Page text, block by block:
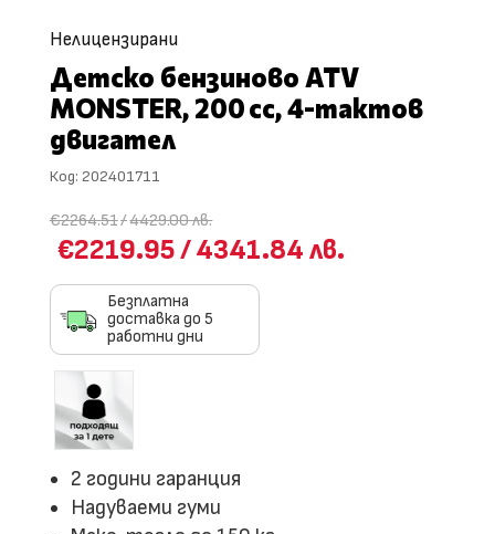
Нелицензирани
Детско бензиново ATV
MONSTER, 200 cc, 4-тактов
двигател
Код: 202401711
€2264.51/4429.00 лв.
€2219.95/4341.84 лв.
Безплатна
доставка до 5
работни дни
2 години гаранция
Надуваеми гуми